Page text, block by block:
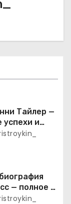
Тайлер —
успехи и
— полное и
жизни